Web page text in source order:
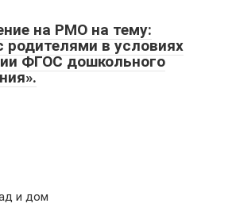
на РМО на тему:
родителями в условиях
ФГОС дошкольного
и дом